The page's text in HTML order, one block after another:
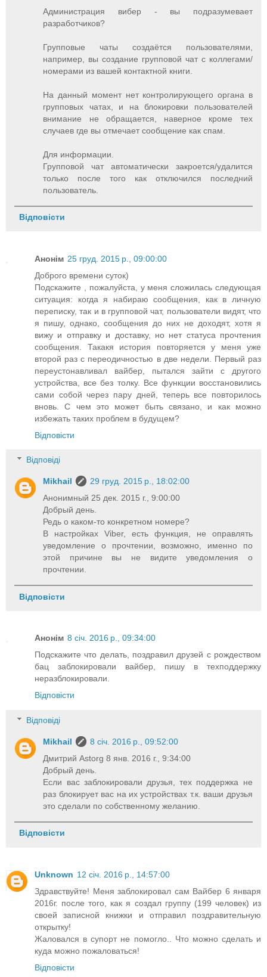
Администрация вибер - вы подразумевает
разработчиков?
Групповые чаты создаётся пользователями,
например, вы создание групповой чат с коллегами/
номерами из вашей контактной книги.
На данный момент нет контролирующего органа в
групповых чатах, и на блокировки пользователей
внимание не обращается, наверное кроме тех
случаев где вы отмечает сообщение как спам.
Для информации.
Групповой чат автоматически закроется/удалится
только после того как отключился последний
пользователь.
Відповісти
Анонім 25 груд. 2015 р., 09:00:00
Доброго времени суток)
Подскажите , пожалуйста, у меня сложилась следующая
ситуация: когда я набираю сообщения, как в личную
переписку, так и в групповой чат, пользователи видят, что
я пишу, однако, сообщения до них не доходят, хотя я
вижу и отправку и доставку, но нет статуса прочтения
сообщения. Такакя история повторяется у меня уже
второй раз с переодичностью в две недели. Первый раз
переустонавливал вайбер, пытался зайти с другого
устройства, все без толку. Все функции восстановились
сами собой через пару дней, теперь все повторилось
вновь. С чем это может быть связано, и как можно
избежать таких проблем в будущем?
Відповісти
Відповіді
Mikhail
29 груд. 2015 р., 18:02:00
Анонимный 25 дек. 2015 г., 9:00:00
Добрый день.
Редь о каком-то конкретном номере?
В настройках Viber, есть функция, не оправлять
уведомление о прочтении, возможно, именно по
этой причине вы не видите уведомления о
прочтении.
Відповісти
Анонім 8 січ. 2016 р., 09:34:00
Подскажите что делать, поздравил друзей с рождеством
бац заблокировали вайбер, пишу в техподдержку
неразблокировали.
Відповісти
Відповіді
Mikhail
8 січ. 2016 р., 09:52:00
Дмитрий Astorg 8 янв. 2016 г., 9:34:00
Добрый день.
Если вас заблокировали друзья, тех поддержка не
раз блокирует вас на их устройствах т.к. ваши друзья
это сделали по собственному желанию.
Відповісти
Unknown 12 січ. 2016 р., 14:57:00
Здравствуйте! Меня заблокировал сам Вайбер 6 января
2016г. после того, как я создал группу (199 человек) из
своей записной книжки и отправил поздравительную
открытку!
Жаловался в супорт не помогло.. Что можно сделать и
куда можно пожаловаться!
Відповісти